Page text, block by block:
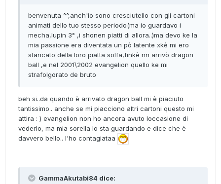
benvenuta ^^,anch'io sono cresciutello con gli cartoni
animati dello tuo stesso periodo(ma io guardavo i
mecha,lupin 3° ,i shonen piatti di allora..)ma devo ke la
mia passione era diventata un pò latente xkè mi ero
stancato della loro piatta solfa,finkè nn arrivò dragon
ball ,e nel 2001\2002 evangelion quello ke mi
strafolgorato de bruto
beh si..da quando è arrivato dragon ball mi è piaciuto
tantissimo.. anche se mi piacciono altri cartoni questo mi
attira : ) evangelion non ho ancora avuto loccasione di
vederlo, ma mia sorella lo sta guardando e dice che è
davvero bello.. l'ho contagiataa
GammaAkutabi84 dice: